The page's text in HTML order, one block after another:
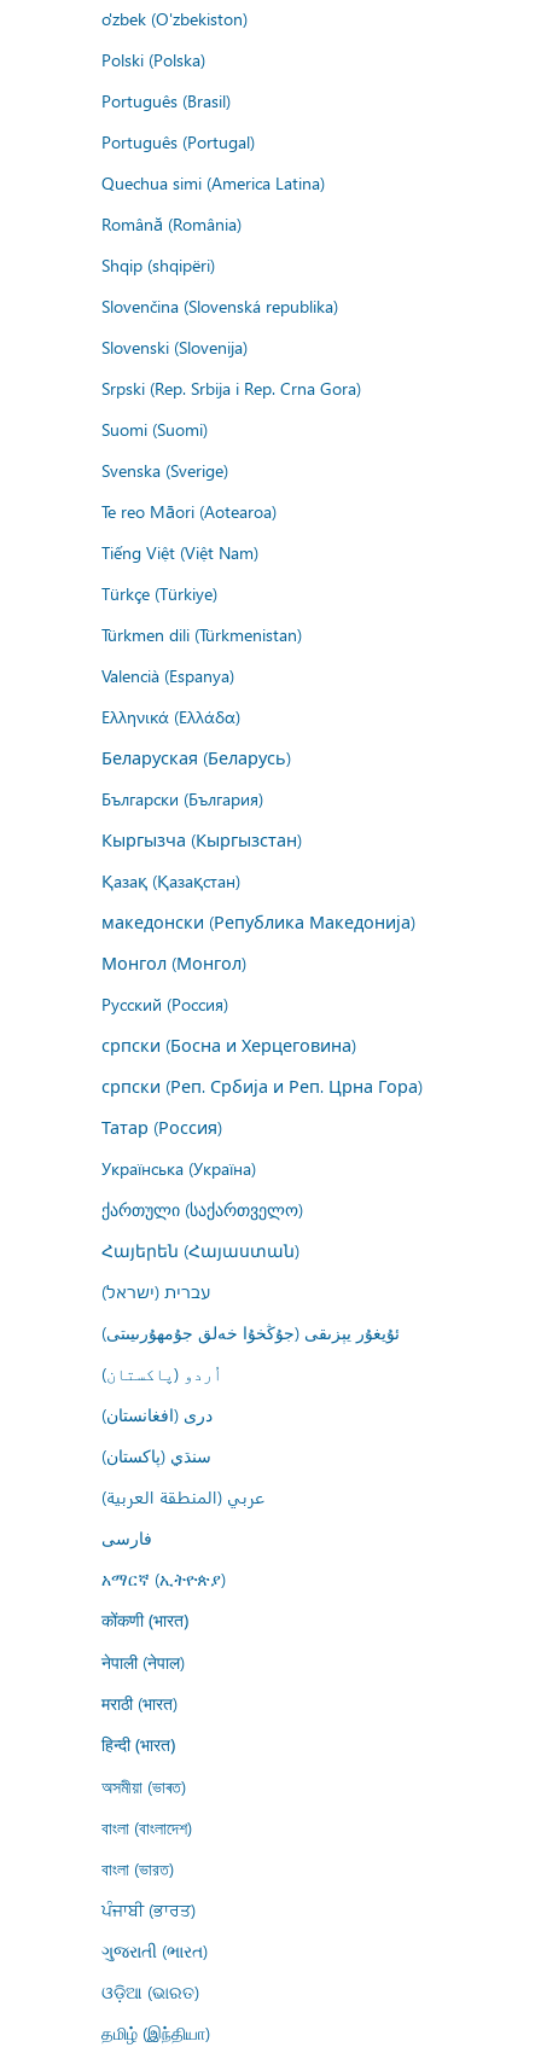
o'zbek (O'zbekiston)
Polski (Polska)
Português (Brasil)
Português (Portugal)
Quechua simi (America Latina)
Română (România)
Shqip (shqipëri)
Slovenčina (Slovenská republika)
Slovenski (Slovenija)
Srpski (Rep. Srbija i Rep. Crna Gora)
Suomi (Suomi)
Svenska (Sverige)
Te reo Māori (Aotearoa)
Tiếng Việt (Việt Nam)
Türkçe (Türkiye)
Türkmen dili (Türkmenistan)
Valencià (Espanya)
Ελληνικά (Ελλάδα)
Беларуская (Беларусь)
Български (България)
Кыргызча (Кыргызстан)
Қазақ (Қазақстан)
македонски (Република Македонија)
Монгол (Монгол)
Русский (Россия)
српски (Босна и Херцеговина)
српски (Реп. Србија и Реп. Црна Гора)
Татар (Россия)
Українська (Україна)
ქართული (საქართველო)
Հայերեն (Հայաստան)
עברית (ישראל)
ئۇيغۇر يېزىقى (جۇڭخۇا خەلق جۇمھۇرىيىتى)
اُردو (پاکستان)
درى (افغانستان)
سنڌي (پاکستان)
عربي (المنطقة العربية)
فارسى
አማርኛ (ኢትዮጵያ)
कोंकणी (भारत)
नेपाली (नेपाल)
मराठी (भारत)
हिन्दी (भारत)
অসমীয়া (ভাৰত)
বাংলা (বাংলাদেশ)
বাংলা (ভারত)
ਪੰਜਾਬੀ (ਭਾਰਤ)
ગુજરાતી (ભારત)
ଓଡ଼ିଆ (ଭାରତ)
தமிழ் (இந்தியா)